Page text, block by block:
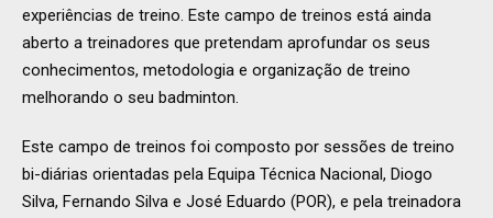
experiências de treino. Este campo de treinos está ainda
aberto a treinadores que pretendam aprofundar os seus
conhecimentos, metodologia e organização de treino
melhorando o seu badminton.
Este campo de treinos foi composto por sessões de treino
bi-diárias orientadas pela Equipa Técnica Nacional, Diogo
Silva, Fernando Silva e José Eduardo (POR), e pela treinadora